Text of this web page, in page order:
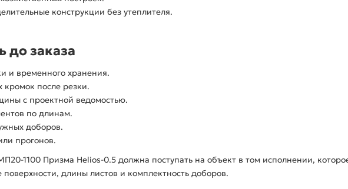
конструкции без утеплителя.
до заказа
и временного хранения.
после резки.
с проектной ведомостью.
по длинам.
доборов.
прогонов.
1100 Призма Helios-0.5 должна поступать на объект в том исполнении,
поверхности, длины листов и комплектность доборов.